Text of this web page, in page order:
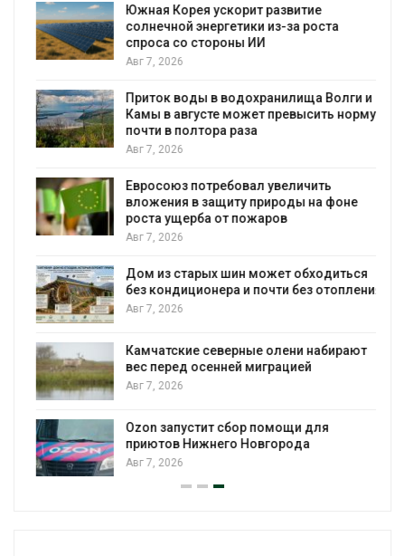
Южная Корея ускорит развитие
солнечной энергетики из-за роста
спроса со стороны ИИ
Авг 7, 2026
Приток воды в водохранилища Волги и
Камы в августе может превысить норму
почти в полтора раза
Авг 7, 2026
Евросоюз потребовал увеличить
вложения в защиту природы на фоне
роста ущерба от пожаров
Авг 7, 2026
Дом из старых шин может обходиться
без кондиционера и почти без отопления
Авг 7, 2026
Камчатские северные олени набирают
вес перед осенней миграцией
Авг 7, 2026
Ozon запустит сбор помощи для
приютов Нижнего Новгорода
Авг 7, 2026